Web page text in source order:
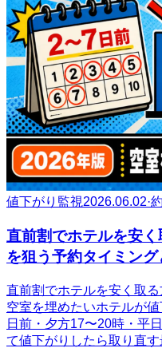
値下がり監視2026.06.02·
直前割でホテルを安
を狙う予約タイミン
直前割でホテルを安く取
空室を埋めたいホテルが
日前・夕方17〜20時・平
て値下がりしたら取り直